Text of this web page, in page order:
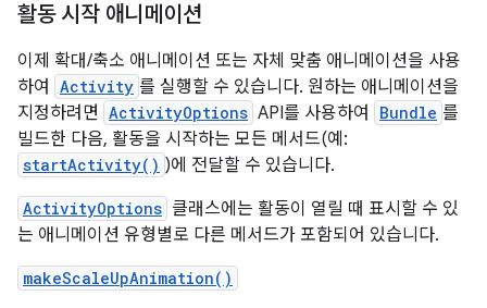
활동 시작 애니메이션
이제 확대/축소 애니메이션 또는 자체 맞춤 애니메이션을 사용
하여
Activity 를 실행할 수 있습니다. 원하는 애니메이션을
지정하려면 ActivityOptions API를 사용하여 Bundle 를
빌드한 다음, 활동을 시작하는 모든 메서드(예:
startActivity() )에 전달할 수 있습니다.
ActivityOptions 클래스에는 활동이 열릴 때 표시할 수 있
는 애니메이션 유형별로 다른 메서드가 포함되어 있습니다.
makeScaleUpAnimation()